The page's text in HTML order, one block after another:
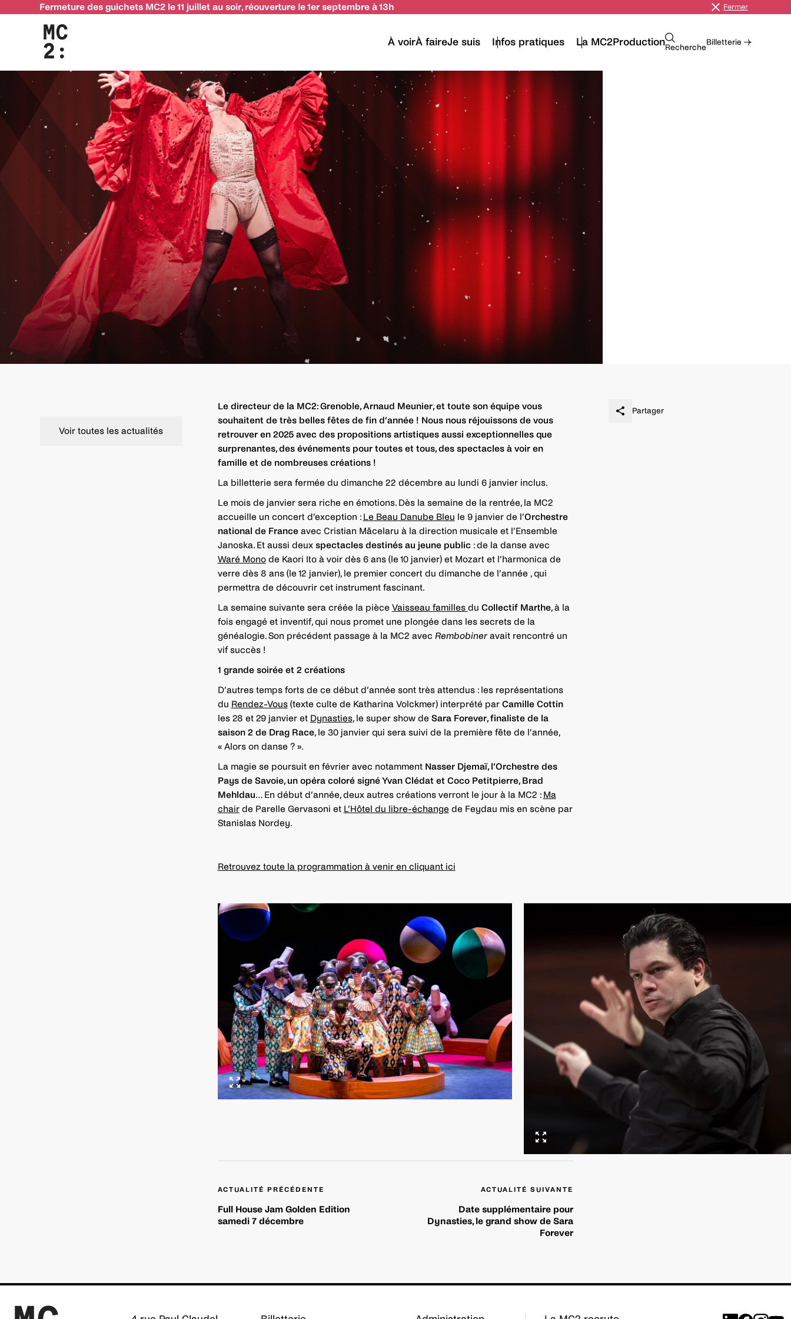
Fermeture des guichets MC2 le 11 juillet au soir, réouverture le 1er septembre à 13h Fermer
À voirÀ faireJe suis Infos pratiques La MC2ProductionRecherche
Billetterie →
Voir toutes les actualités
Le directeur de la MC2: Grenoble, Arnaud Meunier, et toute son équipe vous
souhaitent de très belles fêtes de fin d’année ! Nous nous réjouissons de vous
retrouver en 2025 avec des propositions artistiques aussi exceptionnelles que
surprenantes, des événements pour toutes et tous, des spectacles à voir en
famille et de nombreuses créations !
La billetterie sera fermée du dimanche 22 décembre au lundi 6 janvier inclus.
Le mois de janvier sera riche en émotions. Dès la semaine de la rentrée, la MC2
accueille un concert d’exception : Le Beau Danube Bleu le 9 janvier de l’Orchestre
national de Franceavec Cristian Măcelaru à la direction musicale et l’Ensemble
Janoska. Et aussi deux spectacles destinés au jeune public: de la danse avec
Waré Monode Kaori Ito à voir dès 6 ans (le 10 janvier) et Mozart et l’harmonica de
verre dès 8 ans (le 12 janvier), le premier concert du dimanche de l’année , qui
permettra de découvrir cet instrument fascinant.
La semaine suivante sera créée la pièce Vaisseau familles du Collectif Marthe, à la
fois engagé et inventif, qui nous promet une plongée dans les secrets de la
généalogie. Son précédent passage à la MC2 avec Rembobineravait rencontré un
vif succès !
1 grande soirée et 2 créations
D’autres temps forts de ce début d’année sont très attendus : les représentations
du Rendez-Vous(texte culte de Katharina Volckmer) interprété par Camille Cottin
les 28 et 29 janvier et Dynasties, le super show de Sara Forever, finaliste de la
saison 2 de Drag Race, le 30 janvier qui sera suivi de la première fête de l’année,
« Alors on danse ? ».
La magie se poursuit en février avec notamment Nasser Djemaï, l’Orchestre des
Pays de Savoie, un opéra coloré signé Yvan Clédat et Coco Petitpierre, Brad
Mehldau… En début d’année, deux autres créations verront le jour à la MC2 : Ma
chairde Parelle Gervasoni et L’Hôtel du libre-échange de Feydau mis en scène par
Stanislas Nordey.
Retrouvez toute la programmation à venir en cliquant ici
Navigation
l’article
ACTUALITÉ PRÉCÉDENTE
Full House Jam Golden Edition
samedi 7 décembre
ACTUALITÉ SUIVANTE
Date supplémentaire pour
Dynasties, le grand show de Sara
Forever
Partager